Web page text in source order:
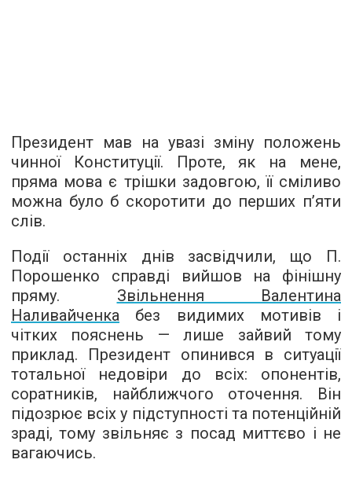
Президент мав на увазі зміну положень
чинної Конституції. Проте, як на мене,
пряма мова є трішки задовгою, її сміливо
можна було б скоротити до перших п’яти
слів.
Події останніх днів засвідчили, що П.
Порошенко справді вийшов на фінішну
пряму. Звільнення Валентина
Наливайченка без видимих мотивів і
чітких пояснень — лише зайвий тому
приклад. Президент опинився в ситуації
тотальної недовіри до всіх: опонентів,
соратників, найближчого оточення. Він
підозрює всіх у підступності та потенційній
зраді, тому звільняє з посад миттєво і не
вагаючись.